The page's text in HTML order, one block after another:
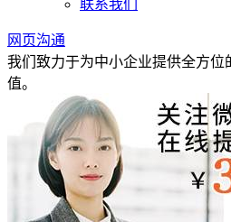
联系我们
网页沟通
我们致力于为中小企业提供全方
值。